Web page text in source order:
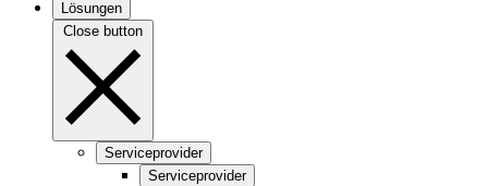
Lösungen
Close button
Serviceprovider
Serviceprovider